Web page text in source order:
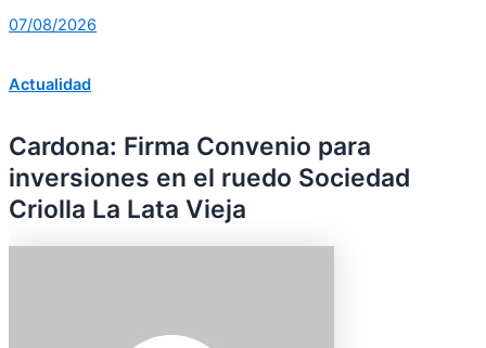
07/08/2026
Actualidad
Cardona: Firma Convenio para
inversiones en el ruedo Sociedad
Criolla La Lata Vieja